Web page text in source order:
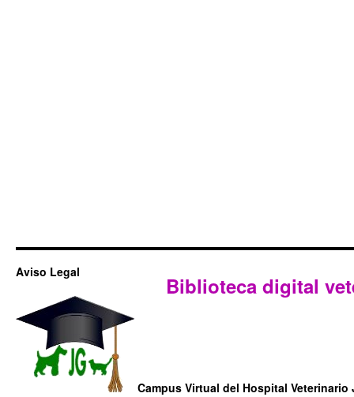
Aviso Legal
Biblioteca digital
Campus Virtual del Hospital Veterinario